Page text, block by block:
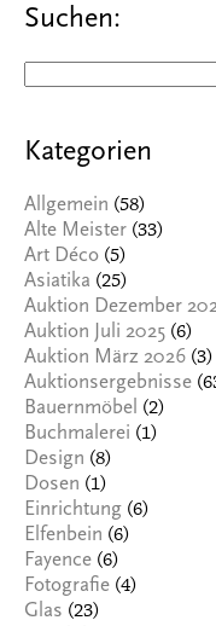
Suchen:
Kategorien
Allgemein (58)
Alte Meister (33)
Art Déco (5)
Asiatika (25)
Auktion Dezember
Auktion Juli 2025 (6)
Auktion März 2026 (3)
Auktionsergebnisse
Bauernmöbel (2)
Buchmalerei (1)
Design (8)
Dosen (1)
Einrichtung (6)
Elfenbein (6)
Fayence (6)
Fotografie (4)
Glas (23)